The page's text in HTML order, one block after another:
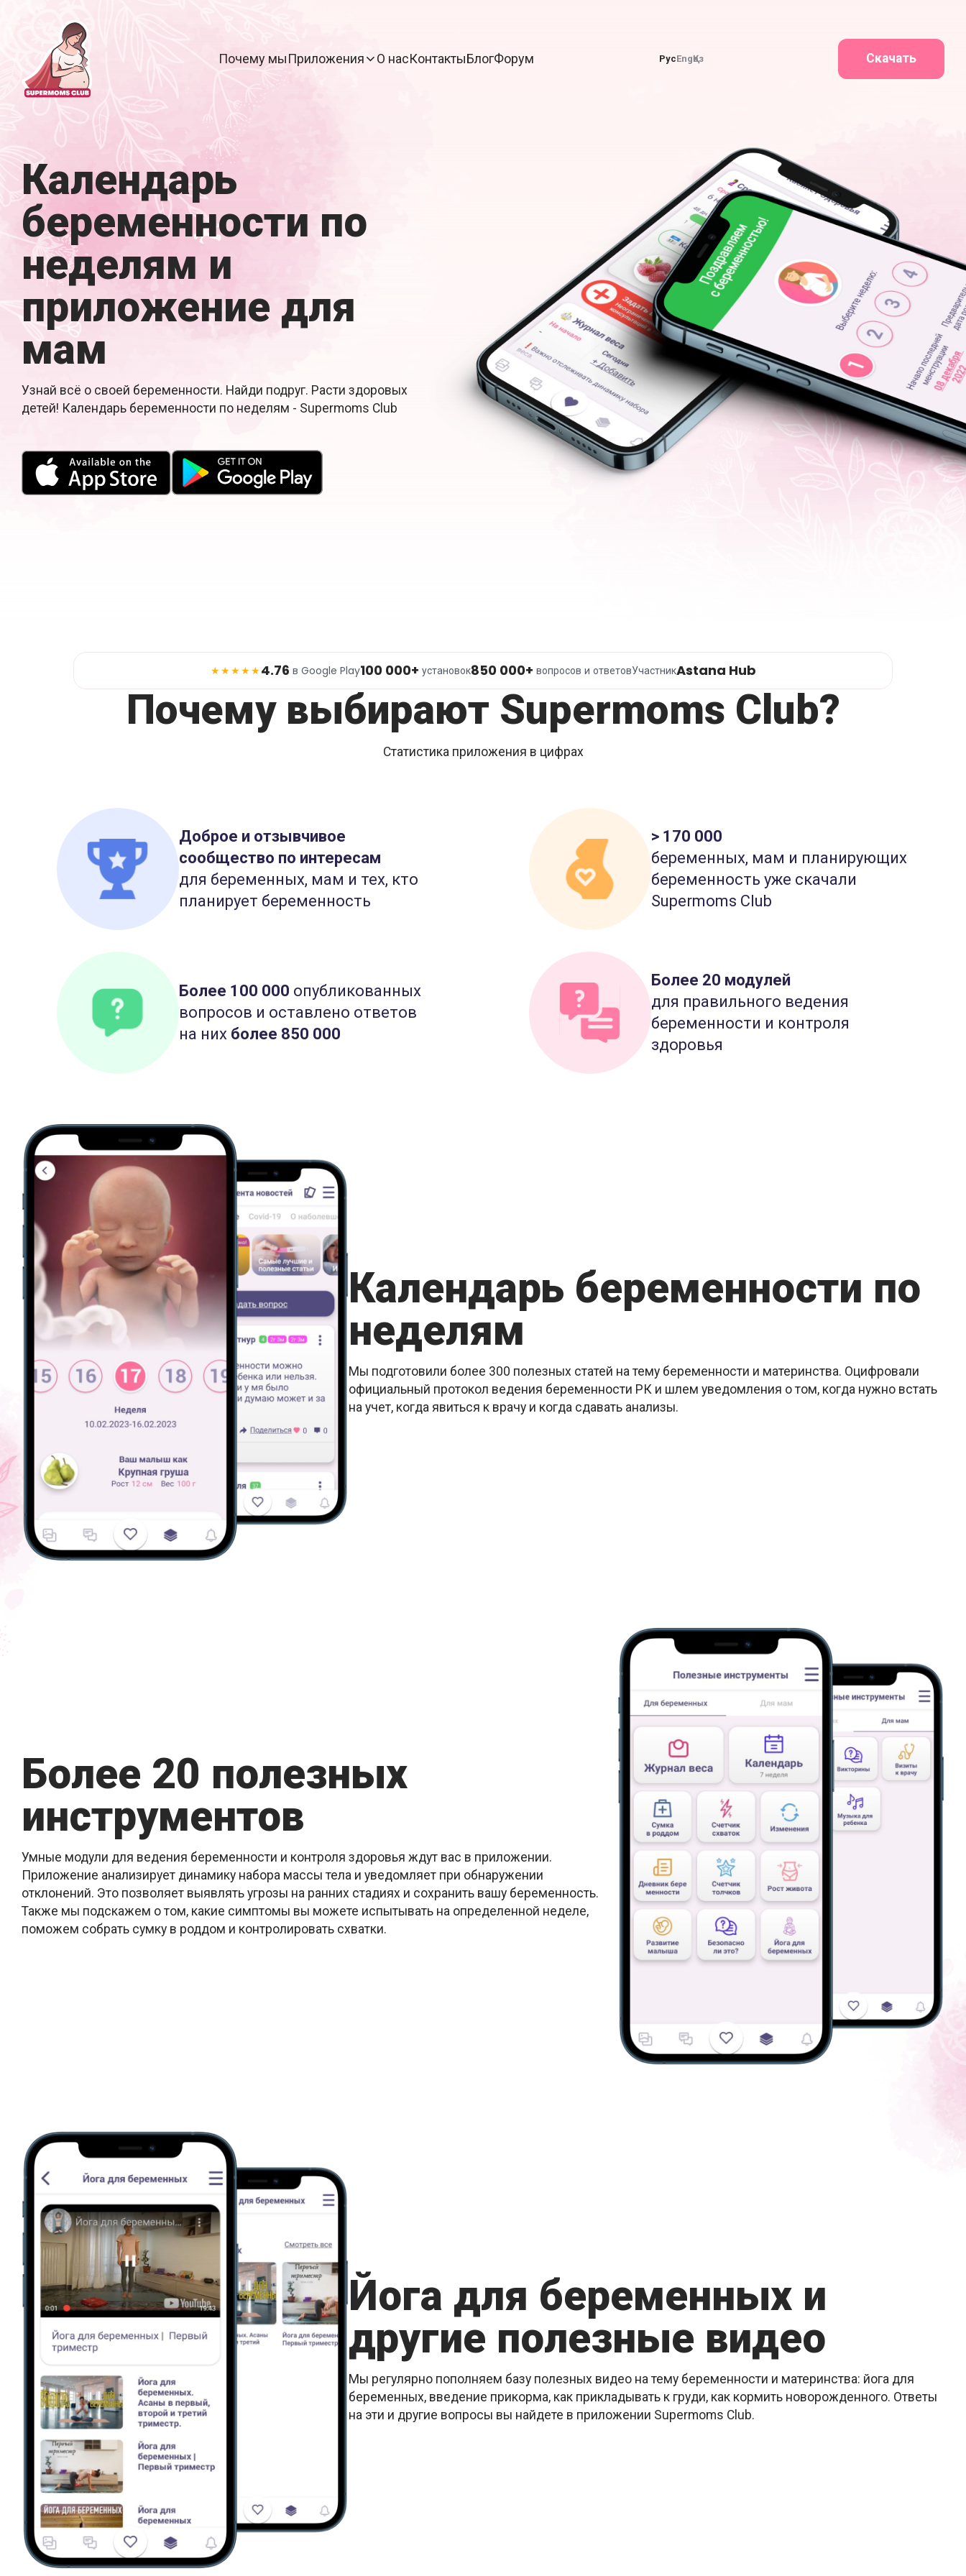
Почему мыПриложения О насКонтактыБлогФорум РусEngҚаз Скачать
Календарь
беременности по
неделям и
приложение для
мам
Узнай всё о своей беременности. Найди подруг. Расти здоровых
детей! Календарь беременности по неделям - Supermoms Club
★★★★★4.76 в Google Play100 000+ установок850 000+ вопросов и ответовУчастникAstana Hub
Почему выбирают Supermoms Club?
Статистика приложения в цифрах
Доброе и отзывчивое
сообщество по интересам
для беременных, мам и тех, кто
планирует беременность
> 170 000
беременных, мам и планирующих
беременность уже скачали
Supermoms Club
Более 100 000 опубликованных
вопросов и оставлено ответов
на них более 850 000
Более 20 модулей
для правильного ведения
беременности и контроля
здоровья
Календарь беременности по
неделям
Мы подготовили более 300 полезных статей на тему беременности и материнства. Оцифровали
официальный протокол ведения беременности РК и шлем уведомления о том, когда нужно встать
на учет, когда явиться к врачу и когда сдавать анализы.
Более 20 полезных
инструментов
Умные модули для ведения беременности и контроля здоровья ждут вас в приложении.
Приложение анализирует динамику набора массы тела и уведомляет при обнаружении
отклонений. Это позволяет выявлять угрозы на ранних стадиях и сохранить вашу беременность.
Также мы подскажем о том, какие симптомы вы можете испытывать на определенной неделе,
поможем собрать сумку в роддом и контролировать схватки.
Йога для беременных и
другие полезные видео
Мы регулярно пополняем базу полезных видео на тему беременности и материнства: йога для
беременных, введение прикорма, как прикладывать к груди, как кормить новорожденного. Ответы
на эти и другие вопросы вы найдете в приложении Supermoms Club.